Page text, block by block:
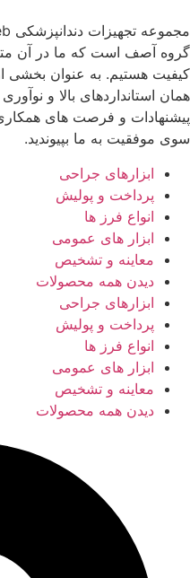
آصف است که ما در آن
استانداردهای بالا و
و فرصت های همکاری
موفقیت به ما بپیوندید.
ابزارهای جراحی
پرداخت و پولیش
انواع فرز ها
ابزار های عمومی
معاینه و تشخیص
دیدن همه محصولات
ابزارهای جراحی
پرداخت و پولیش
انواع فرز ها
ابزار های عمومی
معاینه و تشخیص
دیدن همه محصولات